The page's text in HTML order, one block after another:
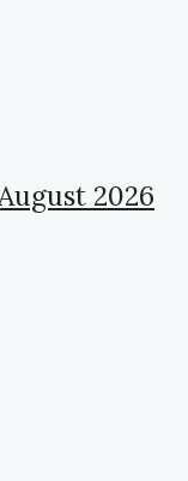
2026